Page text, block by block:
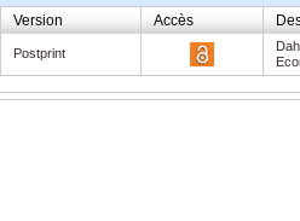
Version Accès
Postprint